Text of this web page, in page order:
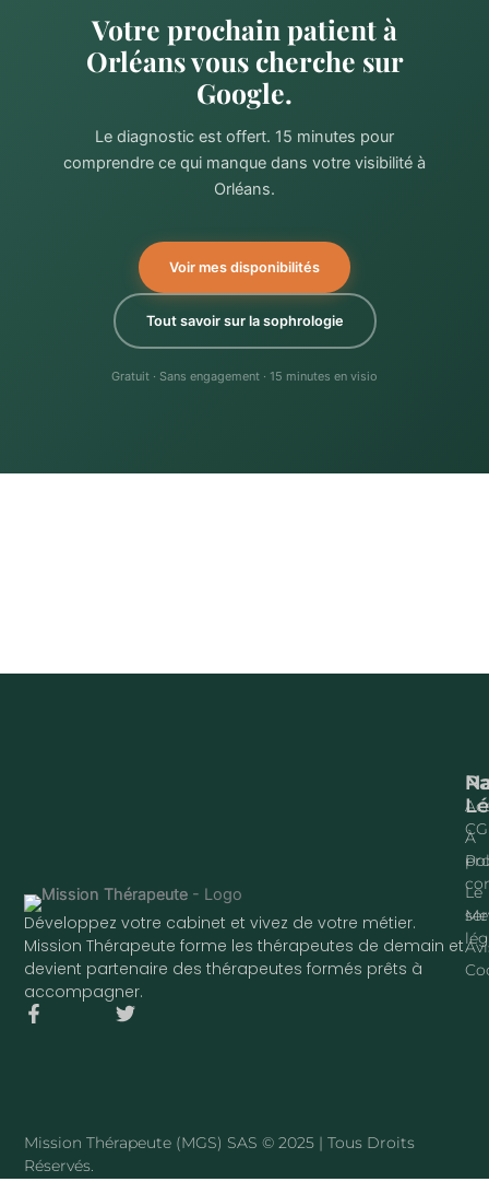
Votre prochain patient à
Orléans vous cherche sur
Google.
Le diagnostic est offert. 15 minutes pour
comprendre ce qui manque dans votre visibilité à
Orléans.
Voir mes disponibilités
Tout savoir sur la sophrologie
Gratuit · Sans engagement · 15 minutes en visio
Développez votre cabinet et vivez de votre métier.
Mission Thérapeute forme les thérapeutes de demain et
devient partenaire des thérapeutes formés prêts à
accompagner.
F
k
-
T
À
Le
Mission Thérapeute (MGS) SAS © 2025 | Tous Droits
Réservés.